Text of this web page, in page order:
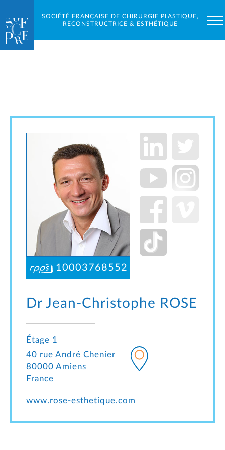
SOCIÉTÉ FRANÇAISE DE CHIRURGIE PLASTIQUE,
RECONSTRUCTRICE & ESTHÉTIQUE
10003768552
Dr Jean-Christophe ROSE
Étage 1
40 rue André Chenier
80000 Amiens
France
www.rose-esthetique.com